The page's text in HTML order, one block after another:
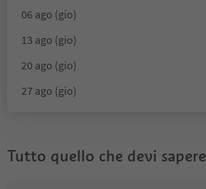
06 ago (gio)
13 ago (gio)
20 ago (gio)
27 ago (gio)
Tutto quello che devi sapere